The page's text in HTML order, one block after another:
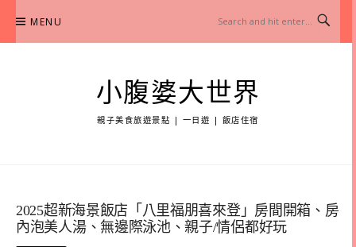
content
MENU
小腹婆大世界
親子美食旅遊景點 | 一日遊 | 飯店住宿
2025超新海景飯店「八里福朋喜來登」房間開箱、房
內泡美人湯、無邊際泳池、親子/情侶都好玩